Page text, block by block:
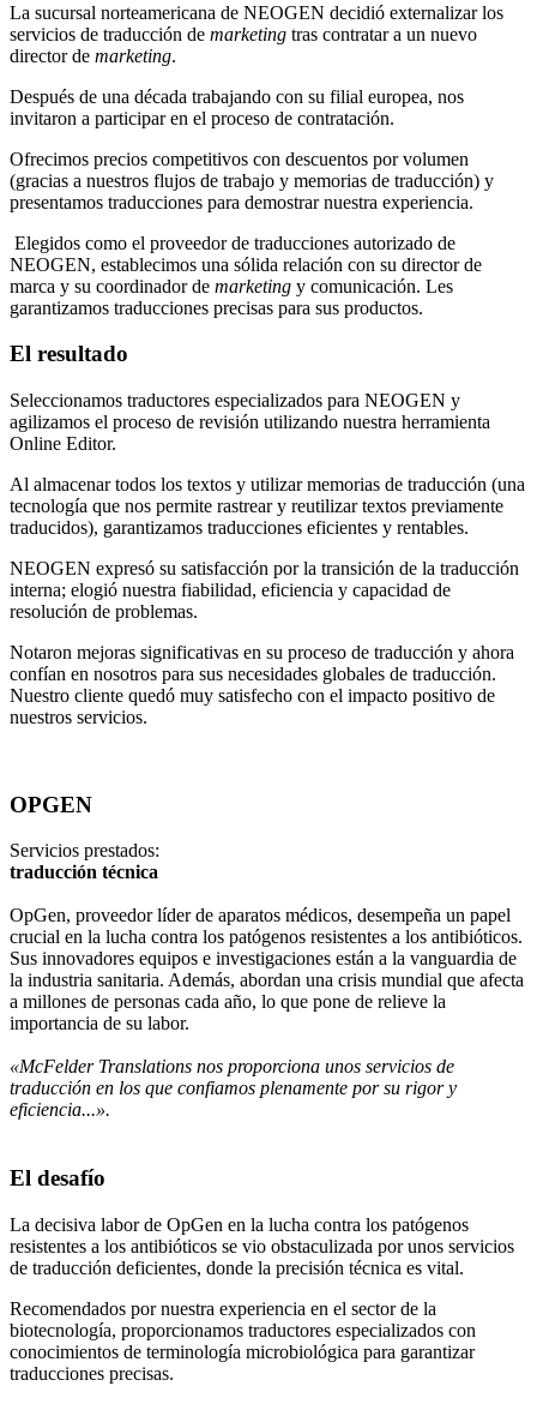
La sucursal norteamericana de NEOGEN decidió externalizar los
servicios de traducción de marketing tras contratar a un nuevo
director de marketing.
Después de una década trabajando con su filial europea, nos
invitaron a participar en el proceso de contratación.
Ofrecimos precios competitivos con descuentos por volumen
(gracias a nuestros flujos de trabajo y memorias de traducción) y
presentamos traducciones para demostrar nuestra experiencia.
Elegidos como el proveedor de traducciones autorizado de
NEOGEN, establecimos una sólida relación con su director de
marca y su coordinador de marketing y comunicación. Les
garantizamos traducciones precisas para sus productos.
El resultado
Seleccionamos traductores especializados para NEOGEN y
agilizamos el proceso de revisión utilizando nuestra herramienta
Online Editor.
Al almacenar todos los textos y utilizar memorias de traducción (una
tecnología que nos permite rastrear y reutilizar textos previamente
traducidos), garantizamos traducciones eficientes y rentables.
NEOGEN expresó su satisfacción por la transición de la traducción
interna; elogió nuestra fiabilidad, eficiencia y capacidad de
resolución de problemas.
Notaron mejoras significativas en su proceso de traducción y ahora
confían en nosotros para sus necesidades globales de traducción.
Nuestro cliente quedó muy satisfecho con el impacto positivo de
nuestros servicios.
OPGEN
Servicios prestados:
traducción técnica
OpGen, proveedor líder de aparatos médicos, desempeña un papel
crucial en la lucha contra los patógenos resistentes a los antibióticos.
Sus innovadores equipos e investigaciones están a la vanguardia de
la industria sanitaria. Además, abordan una crisis mundial que afecta
a millones de personas cada año, lo que pone de relieve la
importancia de su labor.
«McFelder Translations nos proporciona unos servicios de
traducción en los que confiamos plenamente por su rigor y
eficiencia...».
El desafío
La decisiva labor de OpGen en la lucha contra los patógenos
resistentes a los antibióticos se vio obstaculizada por unos servicios
de traducción deficientes, donde la precisión técnica es vital.
Recomendados por nuestra experiencia en el sector de la
biotecnología, proporcionamos traductores especializados con
conocimientos de terminología microbiológica para garantizar
traducciones precisas.